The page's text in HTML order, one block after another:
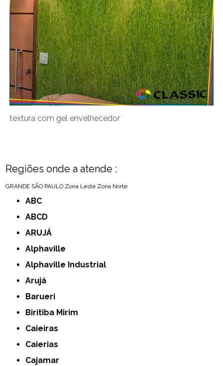
textura com gel envelhecedor
Regiões onde a atende :
GRANDE SÃO PAULO Zona Leste Zona Norte
ABC
ABCD
ARUJÁ
Alphaville
Alphaville Industrial
Arujá
Barueri
Biritiba Mirim
Caieiras
Caierias
Cajamar